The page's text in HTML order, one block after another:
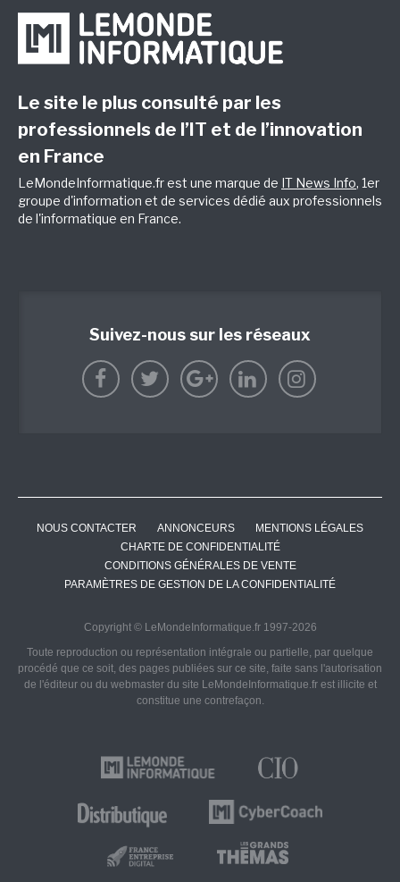
Le site le plus consulté par les
professionnels de l’IT et de l’innovation
en France
LeMondeInformatique.fr est une marque de IT News Info, 1er
groupe d'information et de services dédié aux professionnels
de l'informatique en France.
Suivez-nous sur les réseaux
NOUS CONTACTER ANNONCEURS
MENTIONS LÉGALES
CHARTE DE CONFIDENTIALITÉ
CONDITIONS GÉNÉRALES DE VENTE
PARAMÈTRES DE GESTION DE LA CONFIDENTIALITÉ
Copyright © LeMondeInformatique.fr 1997-2026
Toute reproduction ou représentation intégrale ou partielle, par quelque
procédé que ce soit, des pages publiées sur ce site, faite sans l'autorisation
de l'éditeur ou du webmaster du site LeMondeInformatique.fr est illicite et
constitue une contrefaçon.